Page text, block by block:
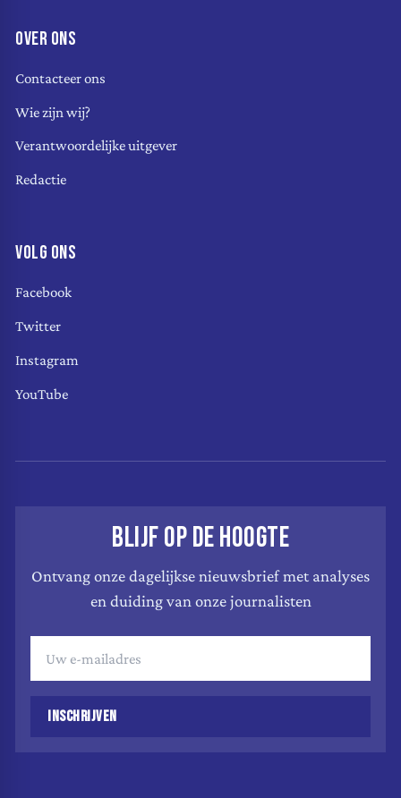
OVER ONS
Contacteer ons
Wie zijn wij?
Verantwoordelijke uitgever
Redactie
VOLG ONS
Facebook
Twitter
Instagram
YouTube
BLIJF OP DE HOOGTE
Ontvang onze dagelijkse nieuwsbrief met analyses
en duiding van onze journalisten
INSCHRIJVEN